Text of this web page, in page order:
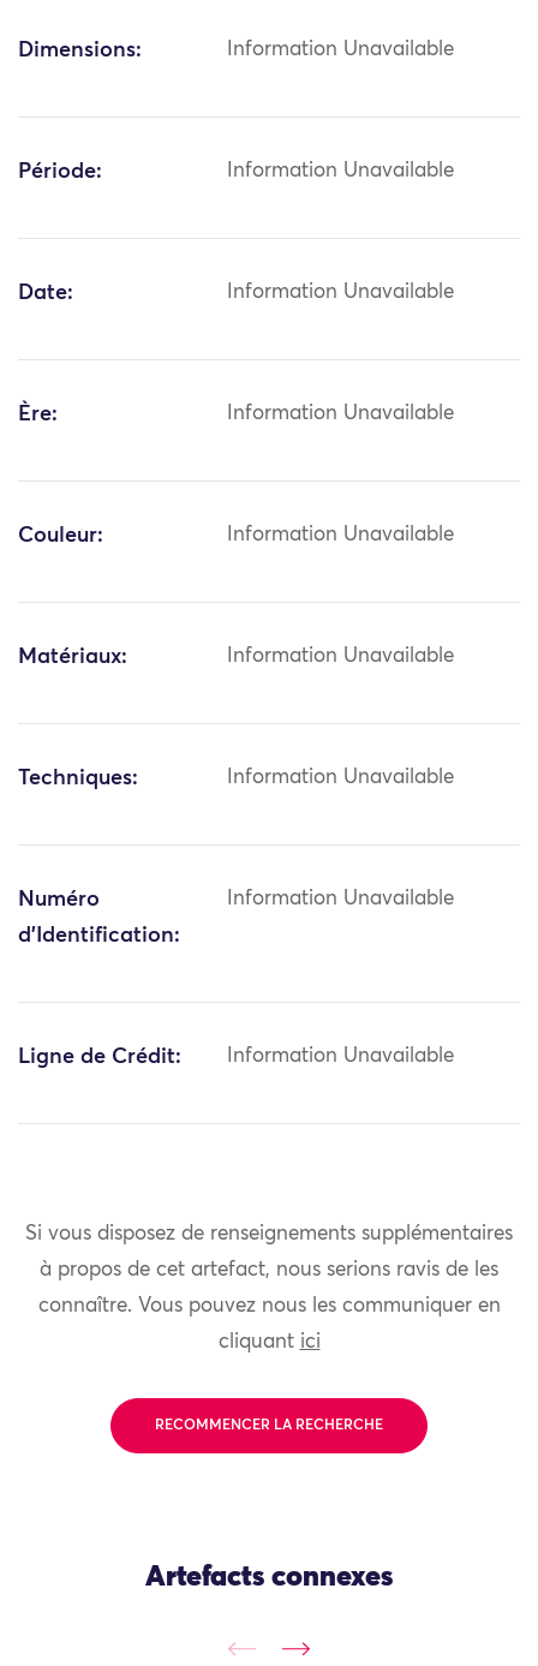
Dimensions: Information Unavailable
Période: Information Unavailable
Date: Information Unavailable
Ère: Information Unavailable
Couleur: Information Unavailable
Matériaux: Information Unavailable
Techniques: Information Unavailable
Numéro
d'Identification:
Information Unavailable
Ligne de Crédit: Information Unavailable
Si vous disposez de renseignements supplémentaires
à propos de cet artefact, nous serions ravis de les
connaître. Vous pouvez nous les communiquer en
cliquant ici
RECOMMENCER LA RECHERCHE
Artefacts connexes